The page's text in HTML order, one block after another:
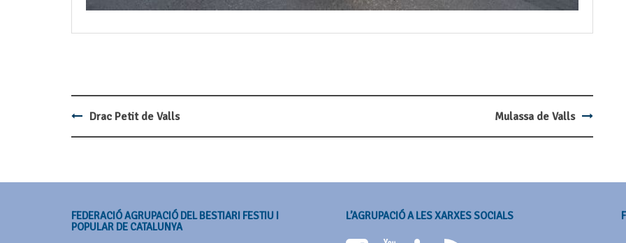
Post
Drac Petit de Valls Mulassa de Valls
FEDERACIÓ AGRUPACIÓ DEL BESTIARI FESTIU I
POPULAR DE CATALUNYA
L’AGRUPACIÓ A LES XARXES SOCIALS